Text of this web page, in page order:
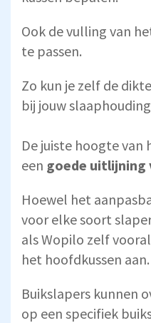
Ook de vulling van
te passen.
Zo kun je zelf de
bij jouw
De juiste hoogte van
een goede uitlijning
Hoewel het
voor elke soort
als Wopilo zelf
het hoofdkussen aan.
Buikslapers kunnen
op een specifiek